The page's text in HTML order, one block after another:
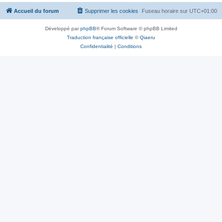
Accueil du forum Fuseau horaire sur UTC+01:00
Supprimer les cookies
Développé parphpBB® Forum Software © phpBB Limited
Traduction française officielle ©Qiaeru
Confidentialité | Conditions